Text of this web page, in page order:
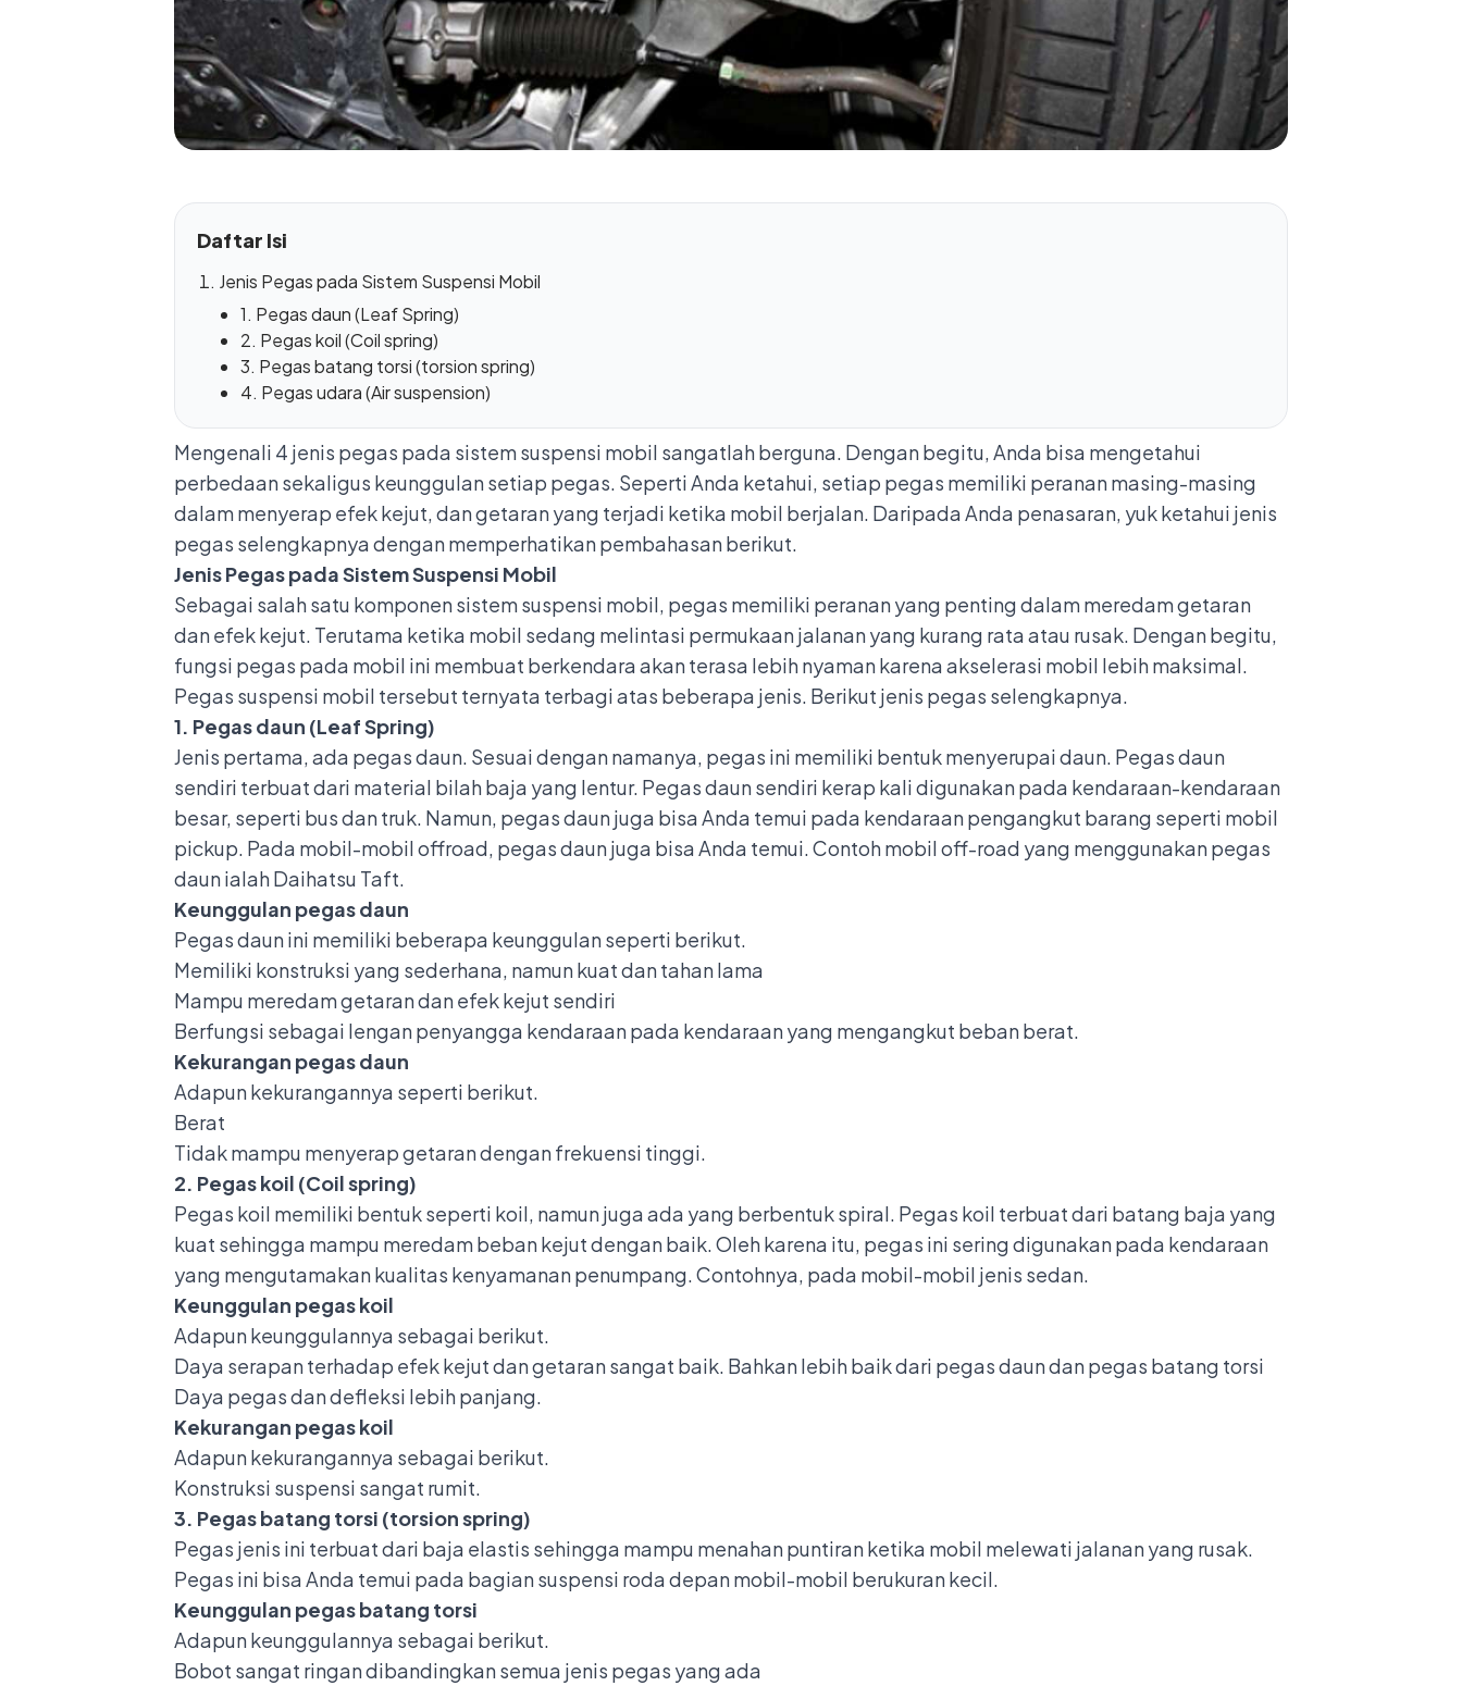
Daftar Isi
Jenis Pegas pada Sistem Suspensi Mobil
1. Pegas daun (Leaf Spring)
2. Pegas koil (Coil spring)
3. Pegas batang torsi (torsion spring)
4. Pegas udara (Air suspension)
Mengenali 4 jenis pegas pada sistem suspensi mobil sangatlah berguna. Dengan begitu, Anda bisa mengetahui
perbedaan sekaligus keunggulan setiap pegas. Seperti Anda ketahui, setiap pegas memiliki peranan masing-masing
dalam menyerap efek kejut, dan getaran yang terjadi ketika mobil berjalan. Daripada Anda penasaran, yuk ketahui jenis
pegas selengkapnya dengan memperhatikan pembahasan berikut.
Jenis Pegas pada Sistem Suspensi Mobil
Sebagai salah satu komponen sistem suspensi mobil, pegas memiliki peranan yang penting dalam meredam getaran
dan efek kejut. Terutama ketika mobil sedang melintasi permukaan jalanan yang kurang rata atau rusak. Dengan begitu,
fungsi pegas pada mobil ini membuat berkendara akan terasa lebih nyaman karena akselerasi mobil lebih maksimal.
Pegas suspensi mobil tersebut ternyata terbagi atas beberapa jenis. Berikut jenis pegas selengkapnya.
1. Pegas daun (Leaf Spring)
Jenis pertama, ada pegas daun. Sesuai dengan namanya, pegas ini memiliki bentuk menyerupai daun. Pegas daun
sendiri terbuat dari material bilah baja yang lentur. Pegas daun sendiri kerap kali digunakan pada kendaraan-kendaraan
besar, seperti bus dan truk. Namun, pegas daun juga bisa Anda temui pada kendaraan pengangkut barang seperti mobil
pickup. Pada mobil-mobil offroad , pegas daun juga bisa Anda temui. Contoh mobil off-road yang menggunakan pegas
daun ialah Daihatsu Taft.
Keunggulan pegas daun
Pegas daun ini memiliki beberapa keunggulan seperti berikut.
Memiliki konstruksi yang sederhana, namun kuat dan tahan lama
Mampu meredam getaran dan efek kejut sendiri
Berfungsi sebagai lengan penyangga kendaraan pada kendaraan yang mengangkut beban berat.
Kekurangan pegas daun
Adapun kekurangannya seperti berikut.
Berat
Tidak mampu menyerap getaran dengan frekuensi tinggi.
2. Pegas koil (Coil spring)
Pegas koil memiliki bentuk seperti koil, namun juga ada yang berbentuk spiral. Pegas koil terbuat dari batang baja yang
kuat sehingga mampu meredam beban kejut dengan baik. Oleh karena itu, pegas ini sering digunakan pada kendaraan
yang mengutamakan kualitas kenyamanan penumpang. Contohnya, pada mobil-mobil jenis sedan
Keunggulan pegas koil
Adapun keunggulannya sebagai berikut.
Daya serapan terhadap efek kejut dan getaran sangat baik. Bahkan lebih baik dari pegas daun dan pegas batang torsi
Daya pegas dan defleksi lebih panjang.
Kekurangan pegas koil
Adapun kekurangannya sebagai berikut.
Konstruksi suspensi sangat rumit.
3. Pegas batang torsi (torsion spring)
Pegas jenis ini terbuat dari baja elastis sehingga mampu menahan puntiran ketika mobil melewati jalanan yang rusak.
Pegas ini bisa Anda temui pada bagian suspensi roda depan mobil-mobil berukuran kecil.
Keunggulan pegas batang torsi
Adapun keunggulannya sebagai berikut.
Bobot sangat ringan dibandingkan semua jenis pegas yang ada